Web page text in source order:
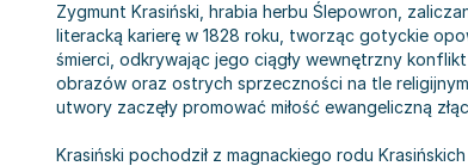
Zygmunt Krasiński, hrabia herbu Ślepowron,
literacką karierę w 1828 roku, tworząc gotyckie
śmierci, odkrywając jego ciągły wewnętrzny
obrazów oraz ostrych sprzeczności na tle
utwory zaczęły promować miłość ewangeliczną
Krasiński pochodził z magnackiego rodu